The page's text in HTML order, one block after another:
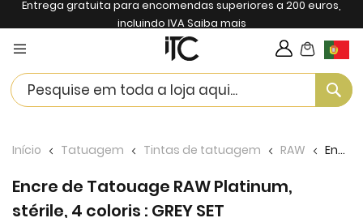
Entrega gratuita para encomendas superiores a 200 euros,
incluindo IVASaiba mais
My Cart
Início Tatuagem Tintas de tatuagem RAW Encre de Tatouage RAW Platinum, stérile, 4 coloris : GREY SET
Encre de Tatouage RAW Platinum,
stérile, 4 coloris : GREY SET